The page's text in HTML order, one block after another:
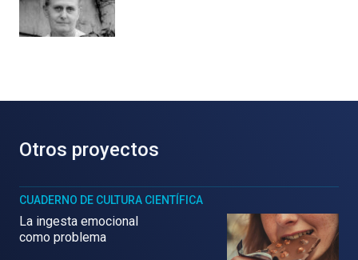
Otros proyectos
CUADERNO DE CULTURA CIENTÍFICA
La ingesta emocional
como problema